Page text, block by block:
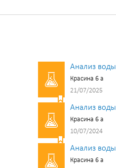
Анализ воды
Красина 6 а
21/07/2025
Анализ воды
Красина 6 а
10/07/2024
Анализ воды
Красина 6 а